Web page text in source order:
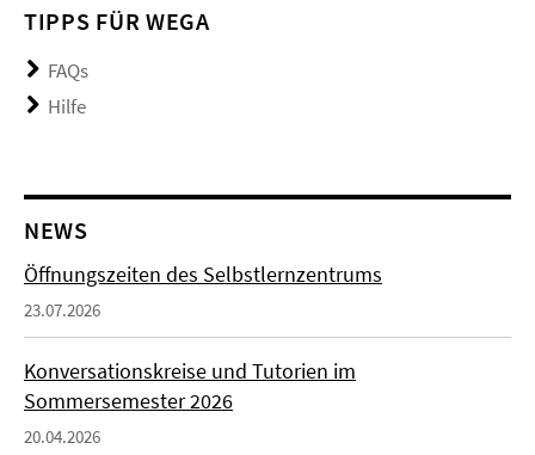
TIPPS FÜR WEGA
FAQs
Hilfe
NEWS
Öffnungszeiten des Selbstlernzentrums
23.07.2026
Konversationskreise und Tutorien im
Sommersemester 2026
20.04.2026